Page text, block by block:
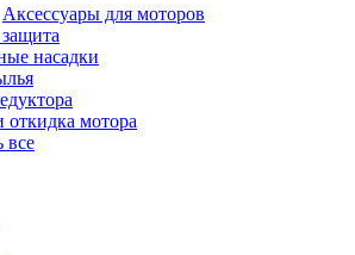
Аксессуары для моторов
насадки
мотора
все